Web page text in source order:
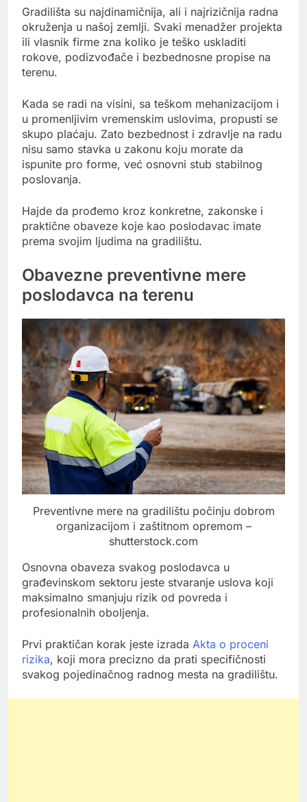
Gradilišta su najdinamičnija, ali i najrizičnija radna
okruženja u našoj zemlji. Svaki menadžer projekta
ili vlasnik firme zna koliko je teško uskladiti
rokove, podizvođače i bezbednosne propise na
terenu.
Kada se radi na visini, sa teškom mehanizacijom i
u promenljivim vremenskim uslovima, propusti se
skupo plaćaju. Zato bezbednost i zdravlje na radu
nisu samo stavka u zakonu koju morate da
ispunite pro forme, već osnovni stub stabilnog
poslovanja.
Hajde da prođemo kroz konkretne, zakonske i
praktične obaveze koje kao poslodavac imate
prema svojim ljudima na gradilištu.
Obavezne preventivne mere
poslodavca na terenu
Preventivne mere na gradilištu počinju dobrom
organizacijom i zaštitnom opremom –
shutterstock.com
Osnovna obaveza svakog poslodavca u
građevinskom sektoru jeste stvaranje uslova koji
maksimalno smanjuju rizik od povreda i
profesionalnih oboljenja.
Prvi praktičan korak jeste izrada Akta o proceni
rizika, koji mora precizno da prati specifičnosti
svakog pojedinačnog radnog mesta na gradilištu.